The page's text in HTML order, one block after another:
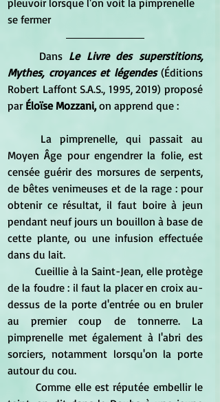
pleuvoir lorsque l'on voit la pimprenelle
se fermer
Dans Le Livre des superstitions,
Mythes, croyances et légendes (Éditions
Robert Laffont S.A.S., 1995, 2019) proposé
par Éloïse Mozzani, on apprend que :
La pimprenelle, qui passait au
Moyen Âge pour engendrer la folie, est
censée guérir des morsures de serpents,
de bêtes venimeuses et de la rage : pour
obtenir ce résultat, il faut boire à jeun
pendant neuf jours un bouillon à base de
cette plante, ou une infusion effectuée
dans du lait.
Cueillie à la Saint-Jean, elle protège
de la foudre : il faut la placer en croix au-
dessus de la porte d'entrée ou en bruler
au premier coup de tonnerre. La
pimprenelle met également à l'abri des
sorciers, notamment lorsqu'on la porte
autour du cou.
Comme elle est réputée embellir le